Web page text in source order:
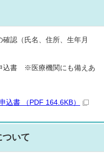
認（氏名、住所、生年月
込書 ※医療機関にも備えあ
込書 （PDF 164.6KB）
いて